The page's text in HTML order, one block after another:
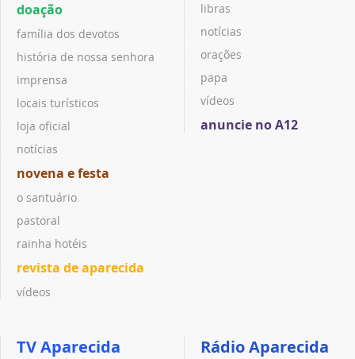
doação
família dos devotos
história de nossa senhora
imprensa
locais turísticos
loja oficial
notícias
novena e festa
o santuário
pastoral
rainha hotéis
revista de aparecida
vídeos
libras
notícias
orações
papa
vídeos
anuncie no A12
TV Aparecida Rádio Aparecida